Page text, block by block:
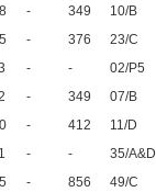
- 349 10/B
- 376 23/C
- - 02/P5
- 349 07/B
- 412 11/D
- - 35/A&D
- 856 49/C